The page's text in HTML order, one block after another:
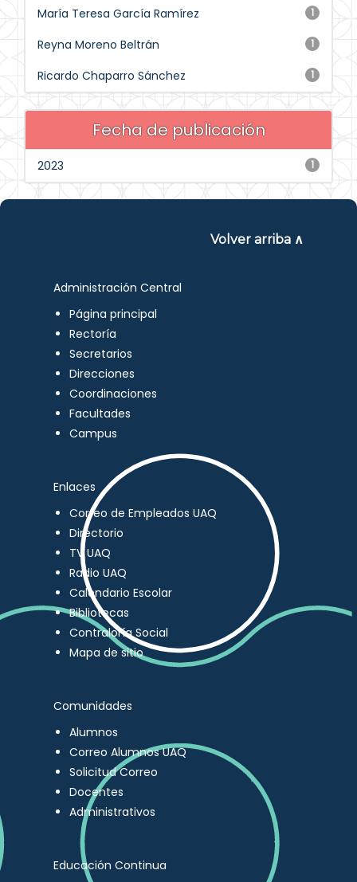
1
María Teresa García Ramírez
1
Reyna Moreno Beltrán
1
Ricardo Chaparro Sánchez
Fecha de publicación
1
2023
Volver arriba ∧
Administración Central
Página principal
Rectoría
Secretarios
Direcciones
Coordinaciones
Facultades
Campus
Enlaces
Correo de Empleados UAQ
Directorio
TV UAQ
Radio UAQ
Calendario Escolar
Bibliotecas
Contraloría Social
Mapa de sitio
Comunidades
Alumnos
Correo Alumnos UAQ
Solicitud Correo
Docentes
Administrativos
Educación Continua